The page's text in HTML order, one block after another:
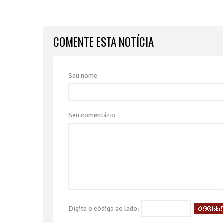
COMENTE ESTA NOTÍCIA
Seu nome
Seu comentário
Digite o código ao lado: